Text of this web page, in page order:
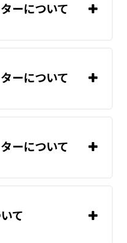
ーについて
ーについて
ーについて
て